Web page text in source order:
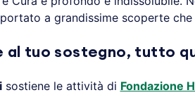
a grandissime scoperte
al tuo sostegno, tutto
sostiene le attività di Fondazione